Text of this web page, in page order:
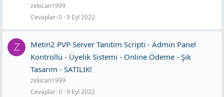
zekican1999
Cevaplar 0 9 Eyl 2022
Z
Metin2 PVP Server Tanıtım Scripti - Admin Panel
Kontrollü - Üyelik Sistemi - Online Ödeme - Şık
Tasarım - SATILIK!
zekican1999
Cevaplar 0 9 Eyl 2022